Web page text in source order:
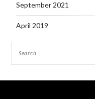
September 2021
April 2019